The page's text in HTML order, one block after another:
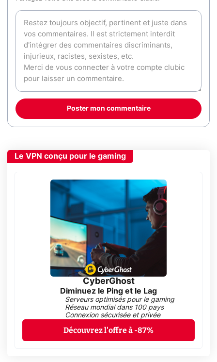
Poster mon commentaire
Le VPN conçu pour le gaming
CyberGhost
Diminuez le Ping et le Lag
Serveurs optimisés pour le gaming
Réseau mondial dans 100 pays
Connexion sécurisée et privée
Découvrez l'offre à -87%